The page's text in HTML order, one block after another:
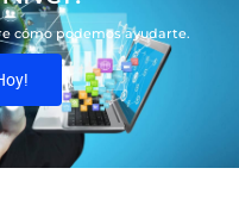
cómo podemos ayudarte.